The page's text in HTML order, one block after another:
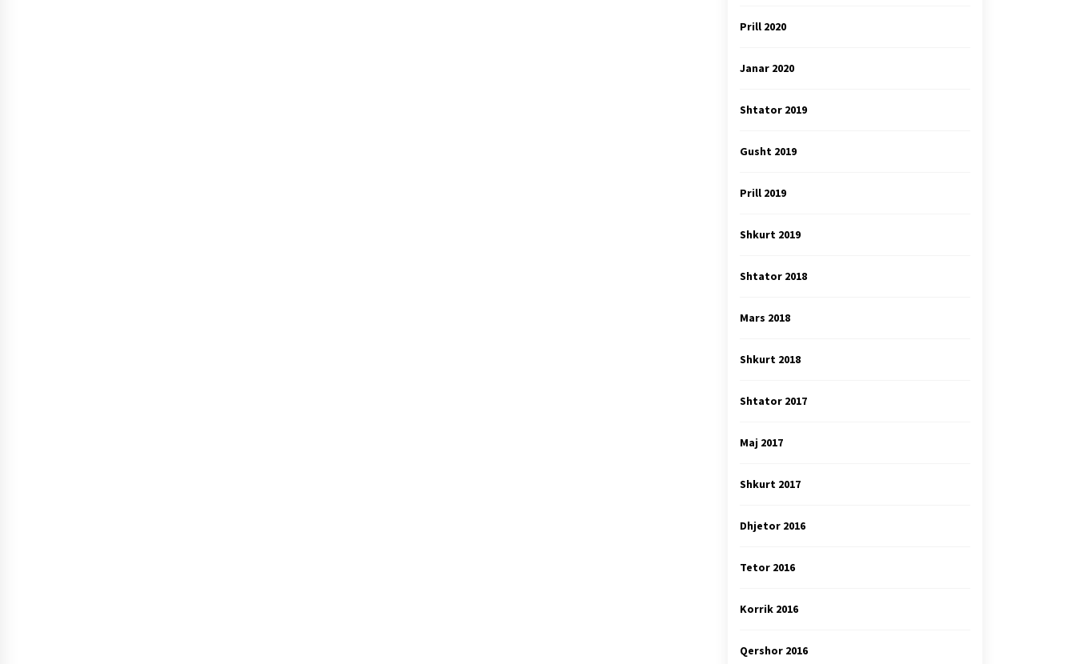
Prill 2020
Janar 2020
Shtator 2019
Gusht 2019
Prill 2019
Shkurt 2019
Shtator 2018
Mars 2018
Shkurt 2018
Shtator 2017
Maj 2017
Shkurt 2017
Dhjetor 2016
Tetor 2016
Korrik 2016
Qershor 2016